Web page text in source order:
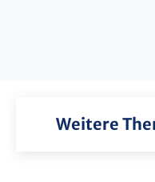
Weitere